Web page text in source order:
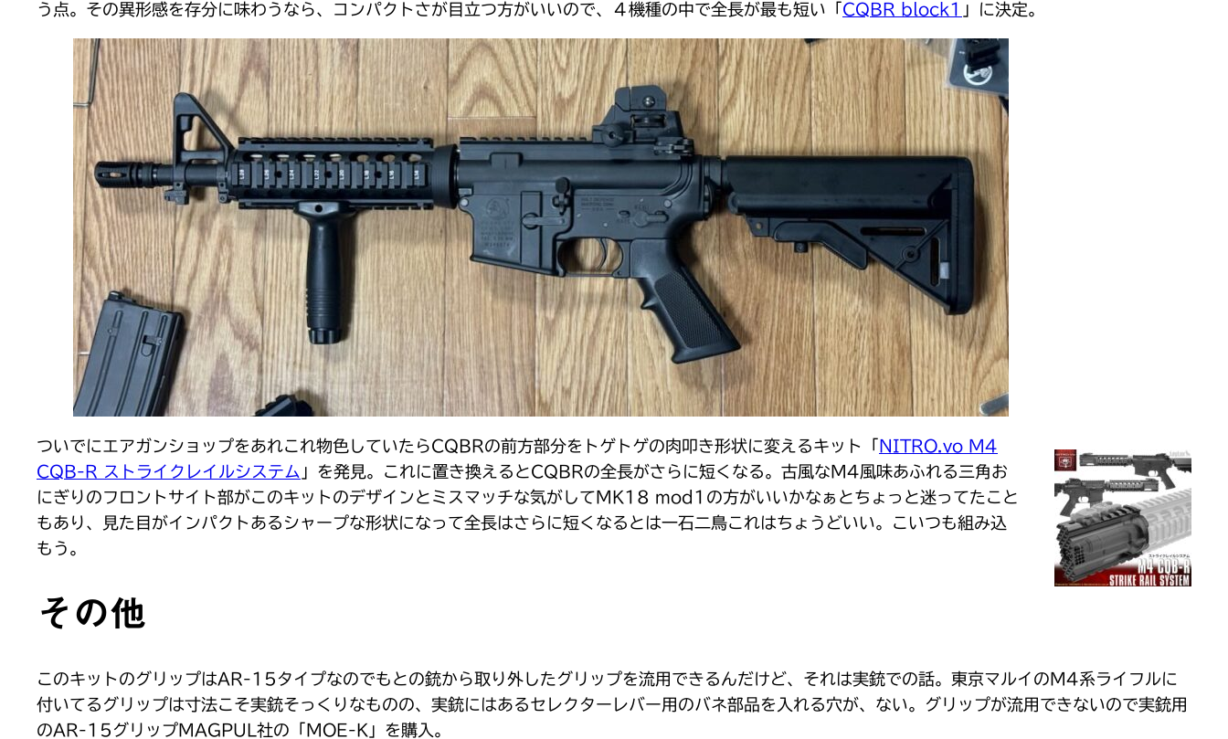
う点。その異形感を存分に味わうなら、コンパクトさが目立つ方がいいので、４機種の中で全長が最も短い「 CQBR block1 」に決定。
ついでにエアガンショップをあれこれ物色していたらCQBRの前方部分をトゲトゲの肉叩き形状に変えるキット「
NITRO.vo M4
CQB-R ストライクレイルシステム 」を発見。これに置き換えるとCQBRの全長がさらに短くなる。古風なM4風味あふれる三角お
にぎりのフロントサイト部がこのキットのデザインとミスマッチな気がしてMK18 mod1の方がいいかなぁとちょっと迷ってたこと
もあり、見た目がインパクトあるシャープな形状になって全長はさらに短くなるとは一石二鳥これはちょうどいい。こいつも組み込
もう。
その他
このキットのグリップはAR-15タイプなのでもとの銃から取り外したグリップを流用できるんだけど、それは実銃での話。東京マルイのM4系ライフルに
付いてるグリップは寸法こそ実銃そっくりなものの、実銃にはあるセレクターレバー用のバネ部品を入れる穴が、ない。グリップが流用できないので実銃用
のAR-15グリップMAGPUL社の「MOE-K」を購入。